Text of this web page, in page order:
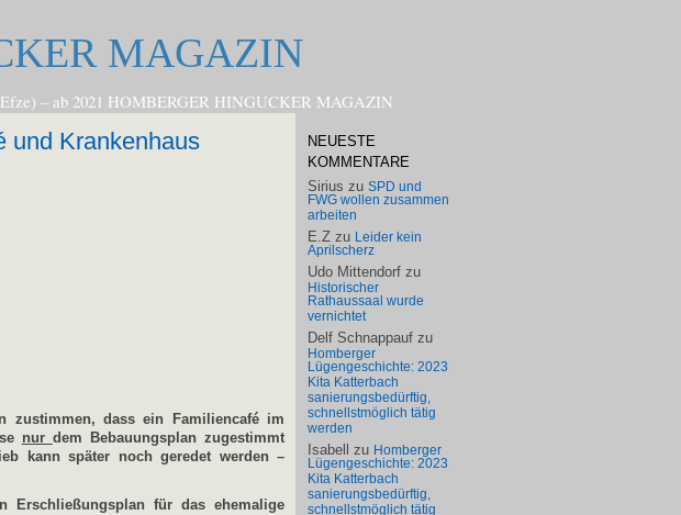
MAGAZIN
– ab 2021 HOMBERGER HINGUCKER MAGAZIN
und Krankenhaus
zustimmen, dass ein Familiencafé im
nur dem Bebauungsplan zugestimmt
kann später noch geredet werden –
Erschließungsplan für das ehemalige
NEUESTE
KOMMENTARE
Sirius zu SPD und
FWG wollen zusammen
arbeiten
E.Z zu Leider kein
Aprilscherz
Udo Mittendorf zu
Historischer
Rathaussaal wurde
vernichtet
Delf Schnappauf zu
Homberger
Lügengeschichte: 2023
Kita Katterbach
sanierungsbedürftig,
schnellstmöglich tätig
werden
Isabell
zu Homberger
Lügengeschichte: 2023
Kita Katterbach
sanierungsbedürftig,
schnellstmöglich tätig